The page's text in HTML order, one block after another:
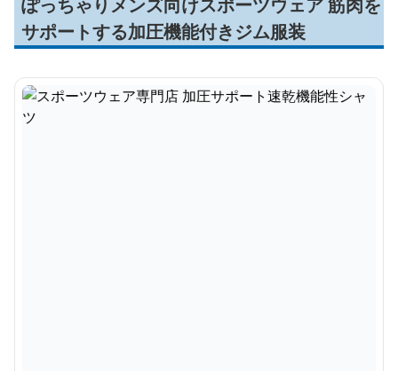
ぽっちゃりメンズ向けスポーツウェア 筋肉を
サポートする加圧機能付きジム服装